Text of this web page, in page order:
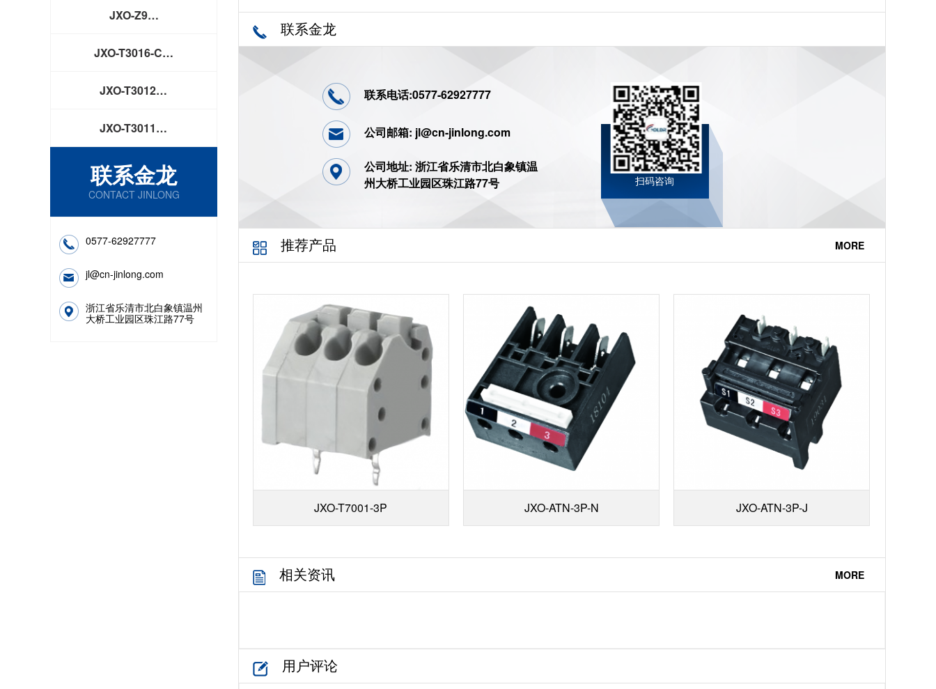
JXO-Z9…
JXO-T3016-C…
JXO-T3012…
JXO-T3011…
联系金龙
CONTACT JINLONG
0577-62927777
jl@cn-jinlong.com
浙江省乐清市北白象镇温州
大桥工业园区珠江路77号
联系金龙
联系电话:0577-62927777
公司邮箱: jl@cn-jinlong.com
公司地址: 浙江省乐清市北白象镇温
州大桥工业园区珠江路77号
扫码咨询
推荐产品 MORE
JXO-T7001-3P JXO-ATN-3P-N JXO-ATN-3P-J
相关资讯 MORE
用户评论